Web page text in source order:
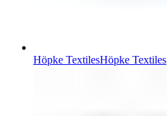
Höpke TextilesHöpke Textiles